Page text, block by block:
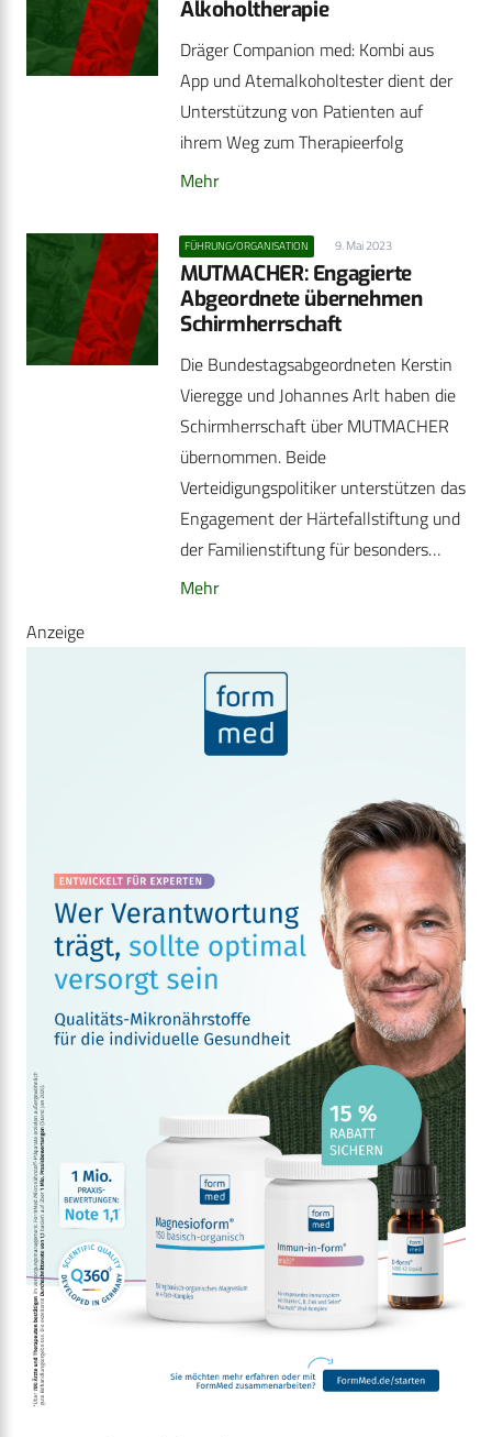
Alkoholtherapie
Dräger Companion med: Kombi aus
App und Atemalkoholtester dient der
Unterstützung von Patienten auf
ihrem Weg zum Therapieerfolg
Mehr
FÜHRUNG/ORGANISATION 9. Mai 2023
MUTMACHER: Engagierte
Abgeordnete übernehmen
Schirmherrschaft
Die Bundestagsabgeordneten Kerstin
Vieregge und Johannes Arlt haben die
Schirmherrschaft über MUTMACHER
übernommen. Beide
Verteidigungspolitiker unterstützen das
Engagement der Härtefallstiftung und
der Familienstiftung für besonders…
Mehr
Anzeige